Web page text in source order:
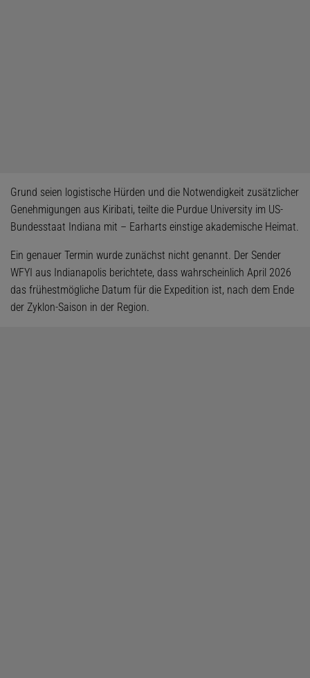
Grund seien logistische Hürden und die Notwendigkeit zusätzlicher
Genehmigungen aus Kiribati, teilte die Purdue University im US-
Bundesstaat Indiana mit – Earharts einstige akademische Heimat.
Ein genauer Termin wurde zunächst nicht genannt. Der Sender
WFYI aus Indianapolis berichtete, dass wahrscheinlich April 2026
das frühestmögliche Datum für die Expedition ist, nach dem Ende
der Zyklon-Saison in der Region.